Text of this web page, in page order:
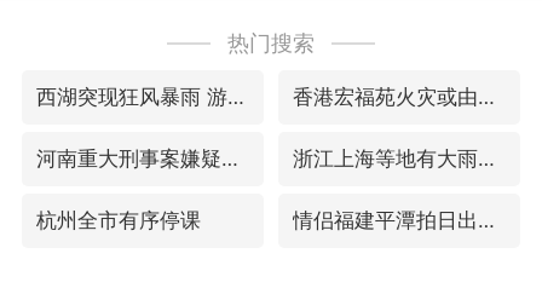
热门搜索
西湖突现狂风暴雨 游客瞬间被浇透 香港宏福苑火灾或由烟头引起
河南重大刑事案嫌疑人落网 浙江上海等地有大雨或暴雨
杭州全市有序停课 情侣福建平潭拍日出时坠崖